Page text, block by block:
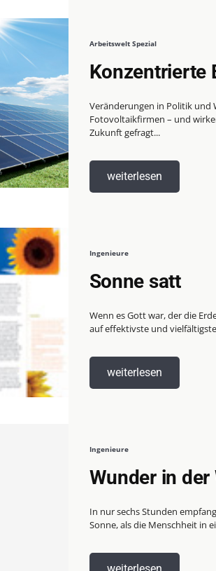
Arbeitswelt Spezial
Konzentrierte
Veränderungen in Politik und
Fotovoltaikfirmen – und
Zukunft gefragt...
weiterlesen
Ingenieure
Sonne satt
Wenn es Gott war, der die
auf effektivste und
weiterlesen
Ingenieure
Wunder in der
In nur sechs Stunden
Sonne, als die Menschheit in